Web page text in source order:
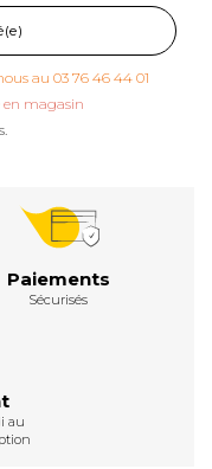
au 03 76 46 44 01
magasin
Paiements
Sécurisés
au